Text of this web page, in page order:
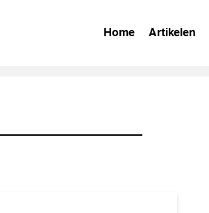
Home Artikelen